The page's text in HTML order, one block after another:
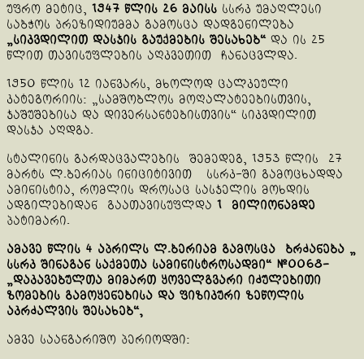
უფრო მეტიც, 1947 წლის 26 მაისს სსრკ უმაღლესი
საბჭოს პრეზიდიუმმა გამოსცა დადგენილება
„სიკვდილით დასჯის გაუქმების შესახებ“და ის 25
წლით თავისუფლების აღკვეთით ჩანაცვლდა.
1950 წლის 12 იანვარს, მხოლოდ ცალკეული
კატეგორიის: „სამშობლოს მოღალატეებისთვის,
ჯაშუშებისა და დივერსანტებისთვის“ სიკვდილით
დასჯა აღდგა.
სტალინის გარდაცვალების შემედეგ, 1953 წლის 27
მარტს ლ.ბერიას ინიციტივით სსრკ-ში გამოცხადდა
ამინისტია, რომლის დროსაც სასჯელის მოხდის
ადგილებიდან გაათავისუფლდა 1 მილიონამდე
პატიმარი.
ამავე წლის 4 აპრილს ლ.ბერიამ გამოსცა ბრძანება „
სსრკ შინაგან საქმეთა სამინისტროსადმი“ №0068-
„დაკავებულთა მიმართ ყოველგვარი იძულებითი
ზომების გამოყენებისა და ფიზიკური ზეწოლის
აკრძალვის შესახებ“,
ამვე საანგარიშო პერიოდში: